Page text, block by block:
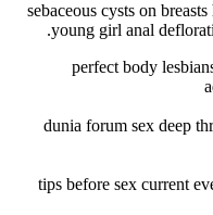
sebaceous cysts on
young girl anal
perfect body
dunia forum sex deep
tips before sex current